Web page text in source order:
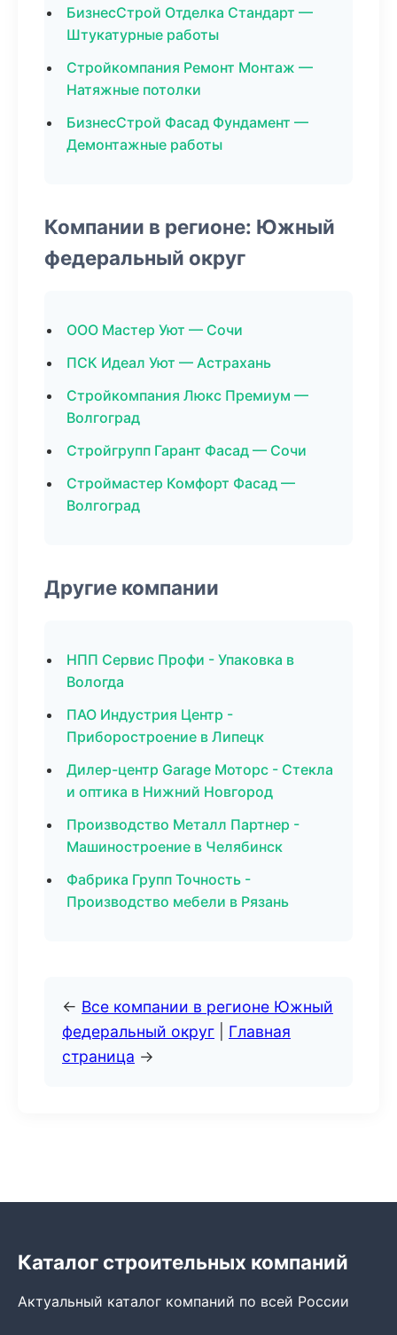
БизнесСтрой Отделка Стандарт —
Штукатурные работы
Стройкомпания Ремонт Монтаж —
Натяжные потолки
БизнесСтрой Фасад Фундамент —
Демонтажные работы
Компании в регионе: Южный
федеральный округ
ООО Мастер Уют — Сочи
ПСК Идеал Уют — Астрахань
Стройкомпания Люкс Премиум —
Волгоград
Стройгрупп Гарант Фасад — Сочи
Строймастер Комфорт Фасад —
Волгоград
Другие компании
НПП Сервис Профи - Упаковка в
Вологда
ПАО Индустрия Центр -
Приборостроение в Липецк
Дилер-центр Garage Моторс - Стекла
и оптика в Нижний Новгород
Производство Металл Партнер -
Машиностроение в Челябинск
Фабрика Групп Точность -
Производство мебели в Рязань
← Все компании в регионе Южный
федеральный округ
Главная
страница →
Каталог строительных компаний
Актуальный каталог компаний по всей России